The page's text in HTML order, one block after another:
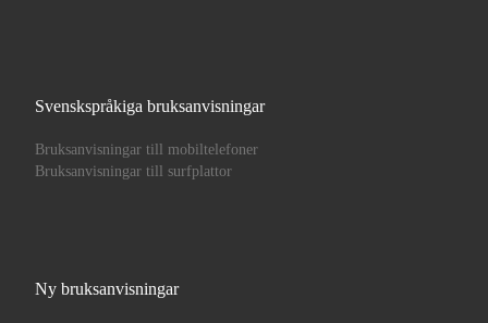
Svenskspråkiga bruksanvisningar
Bruksanvisningar till mobiltelefoner
Bruksanvisningar till surfplattor
Ny bruksanvisningar